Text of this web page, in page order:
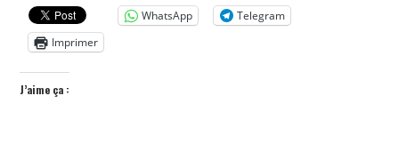
WhatsApp
Telegram
Imprimer
J’aime ça :